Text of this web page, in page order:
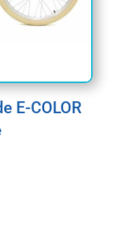
E-COLOR